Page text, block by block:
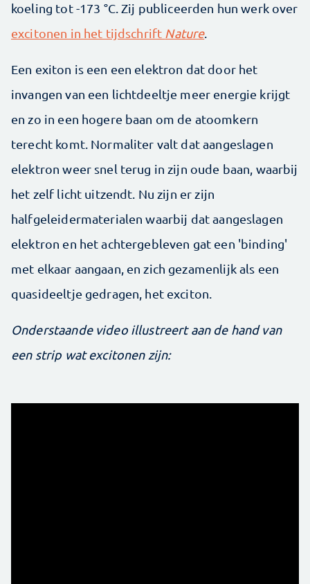
koeling tot -173 °C. Zij publiceerden hun werk over
excitonen in het tijdschrift Nature.
Een exiton is een een elektron dat door het
invangen van een lichtdeeltje meer energie krijgt
en zo in een hogere baan om de atoomkern
terecht komt. Normaliter valt dat aangeslagen
elektron weer snel terug in zijn oude baan, waarbij
het zelf licht uitzendt. Nu zijn er zijn
halfgeleidermaterialen waarbij dat aangeslagen
elektron en het achtergebleven gat een 'binding'
met elkaar aangaan, en zich gezamenlijk als een
quasideeltje gedragen, het exciton.
Onderstaande video illustreert aan de hand van
een strip wat excitonen zijn: